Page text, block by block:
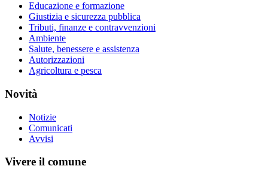
Educazione e formazione
Giustizia e sicurezza pubblica
Tributi, finanze e contravvenzioni
Ambiente
Salute, benessere e assistenza
Autorizzazioni
Agricoltura e pesca
Novità
Notizie
Comunicati
Avvisi
Vivere il comune